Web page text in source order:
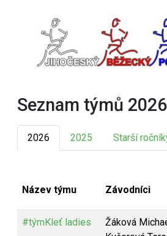
Seznam týmů 2026
2026 2025 Starší
Název týmu Závodníci
#týmKleť ladies
Žáková